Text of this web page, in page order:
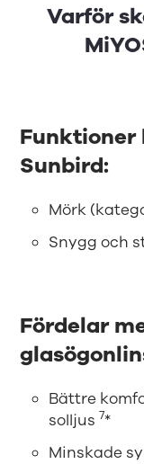
Varför
Funktioner
Sunbird:
Mörk
Snygg och
Fördelar
Bättre
solljus 7*
Minskade